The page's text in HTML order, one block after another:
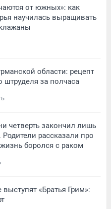
от южных»: как
научилась выращивать
области: рецепт
штруделя за полчаса
четверть закончил лишь
рассказали про
боролся с раком
«Братья Грим»: